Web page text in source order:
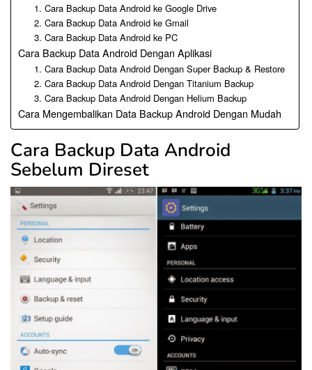
1. Cara Backup Data Android ke Google Drive
2. Cara Backup Data Android ke Gmail
3. Cara Backup Data Android ke PC
Cara Backup Data Android Dengan Aplikasi
1. Cara Backup Data Android Dengan Super Backup & Restore
2. Cara Backup Data Android Dengan Titanium Backup
3. Cara Backup Data Android Dengan Helium Backup
Cara Mengembalikan Data Backup Android Dengan Mudah
Cara Backup Data Android
Sebelum Direset